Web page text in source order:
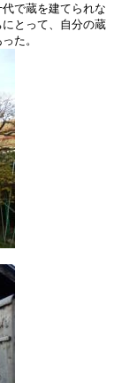
で蔵を建てられな
とって、自分の蔵
た。